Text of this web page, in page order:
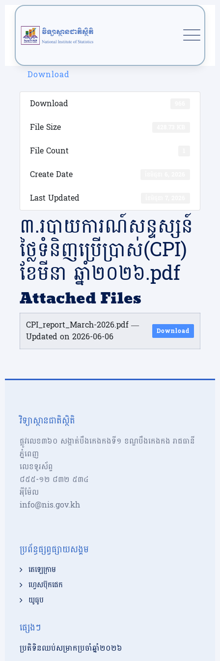
Skip
content
Download
Download
File Size
File Count
Create Date
Last Updated
៣.របាយការណ៍សន្ទស្សន៍
ថ្លៃទំនិញប្រើប្រាស់(CPI)
ខែមីនា ឆ្នាំ២០២៦.pdf
Attached Files
CPI_report_March-2026.pdf —
Updated on 2026-06-06
Download
វិទ្យាស្ថានជាតិស្ថិតិ
ផ្លូវលេខ៣៦០ សង្កាត់បឹងកេងកងទី១ ខណ្ឌបឹងកេងកង រាជធានី
ភ្នំពេញ
លេខទូរស័ព្ទ
៨៥៥-១២​​ ៨៣២ ៥៣៤
អុីម៉ែល
info@nis.gov.kh
ប្រព័ន្ធផ្សព្វផ្សាយសង្គម
តេឡេក្រាម
ហ្វេសប៊ុកផេក
យូធូប
ផ្សេងៗ
ប្រតិទិនឈប់សម្រាកប្រចាំឆ្នាំ២០២៦